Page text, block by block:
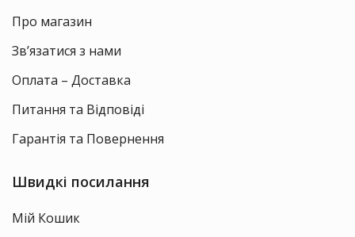
Про магазин
Зв’язатися з нами
Оплата – Доставка
Питання та Відповіді
Гарантія та Повернення
Швидкі посилання
Мій Кошик